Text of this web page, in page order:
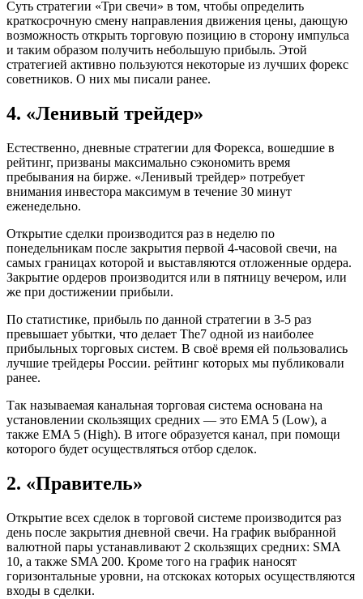
Суть стратегии «Три свечи» в том, чтобы определить
краткосрочную смену направления движения цены, дающую
возможность открыть торговую позицию в сторону импульса
и таким образом получить небольшую прибыль. Этой
стратегией активно пользуются некоторые из лучших форекс
советников. О них мы писали ранее.
4. «Ленивый трейдер»
Естественно, дневные стратегии для Форекса, вошедшие в
рейтинг, призваны максимально сэкономить время
пребывания на бирже. «Ленивый трейдер» потребует
внимания инвестора максимум в течение 30 минут
еженедельно.
Открытие сделки производится раз в неделю по
понедельникам после закрытия первой 4-часовой свечи, на
самых границах которой и выставляются отложенные ордера.
Закрытие ордеров производится или в пятницу вечером, или
же при достижении прибыли.
По статистике, прибыль по данной стратегии в 3-5 раз
превышает убытки, что делает The7 одной из наиболее
прибыльных торговых систем. В своё время ей пользовались
лучшие трейдеры России. рейтинг которых мы публиковали
ранее.
Так называемая канальная торговая система основана на
установлении скользящих средних — это EMA 5 (Low), а
также EMA 5 (High). В итоге образуется канал, при помощи
которого будет осуществляться отбор сделок.
2. «Правитель»
Открытие всех сделок в торговой системе производится раз
день после закрытия дневной свечи. На график выбранной
валютной пары устанавливают 2 скользящих средних: SMA
10, а также SMA 200. Кроме того на график наносят
горизонтальные уровни, на отскоках которых осуществляются
входы в сделки.